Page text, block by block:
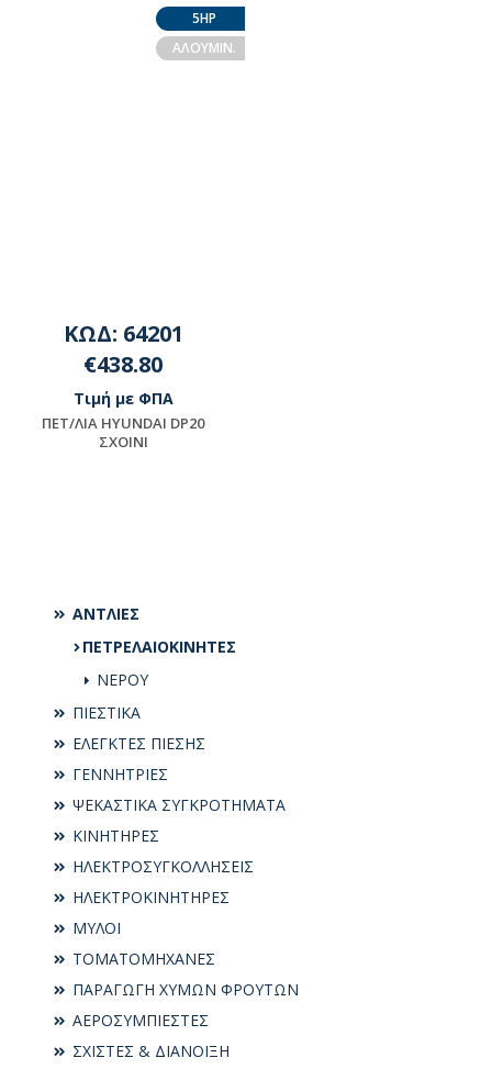
ΑΝΤΛΙΕΣ
ΠΕΤΡΕΛΑΙΟΚΙΝΗΤΕΣ
ΝΕΡΟΥ
ΠΙΕΣΤΙΚΑ
ΕΛΕΓΚΤΕΣ ΠΙΕΣΗΣ
ΓΕΝΝΗΤΡΙΕΣ
ΨΕΚΑΣΤΙΚΑ ΣΥΓΚΡΟΤΗΜΑΤΑ
ΚΙΝΗΤΗΡΕΣ
ΗΛΕΚΤΡΟΣΥΓKΟΛΛΗΣΕΙΣ
ΗΛΕΚΤΡΟΚΙΝΗΤΗΡΕΣ
ΜΥΛΟΙ
ΤΟΜΑΤΟΜΗΧΑΝΕΣ
ΠΑΡΑΓΩΓΗ ΧΥΜΩΝ ΦΡΟΥΤΩΝ
ΑΕΡΟΣΥΜΠΙΕΣΤΕΣ
ΣΧΙΣΤΕΣ & ΔΙΑΝΟΙΞΗ
5HP
ΑΛΟΥΜIN.
ΚΩΔ: 64201
€438.80
Τιμή με ΦΠΑ
ΠET/ΛIA HYUNDAI DP20
ΣXOINI